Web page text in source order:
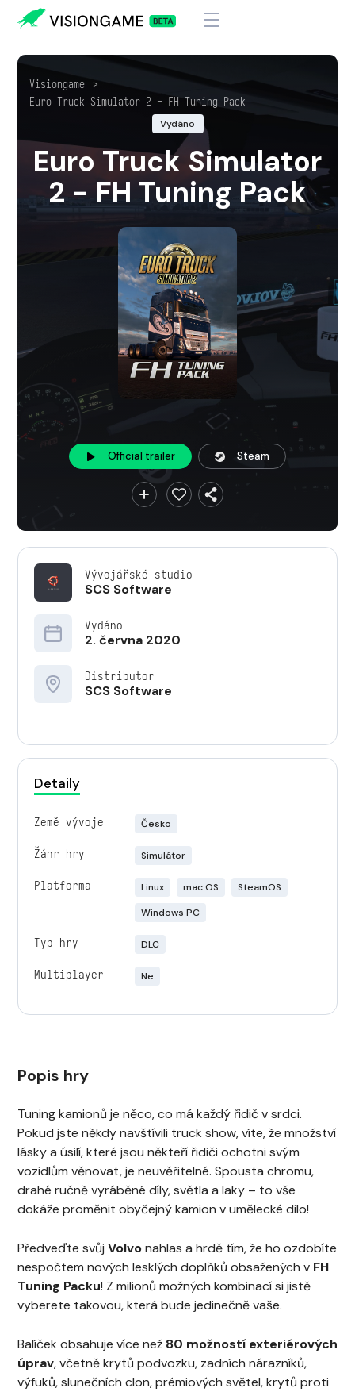
Visiongame
>
Euro Truck Simulator 2 - FH Tuning Pack
Vydáno
Euro Truck Simulator
2 - FH Tuning Pack
Official trailer Steam
Vývojářské studio
SCS Software
Vydáno
2. června 2020
Distributor
SCS Software
Detaily
Země vývoje Česko
Žánr hry Simulátor
Platforma Linux mac OS
SteamOS
Windows PC
Typ hry DLC
Multiplayer Ne
Popis hry
Tuning kamionů je něco, co má každý řidič v srdci.
Pokud jste někdy navštívili truck show, víte, že množství
lásky a úsilí, které jsou někteří řidiči ochotni svým
vozidlům věnovat, je neuvěřitelné. Spousta chromu,
drahé ručně vyráběné díly, světla a laky – to vše
dokáže proměnit obyčejný kamion v umělecké dílo!
Předveďte svůj Volvonahlas a hrdě tím, že ho ozdobíte
nespočtem nových lesklých doplňků obsažených v FH
Tuning Packu! Z milionů možných kombinací si jistě
vyberete takovou, která bude jedinečně vaše.
Balíček obsahuje více než 80 možností exteriérových
úprav, včetně krytů podvozku, zadních nárazníků,
výfuků, slunečních clon, prémiových světel, krytů proti